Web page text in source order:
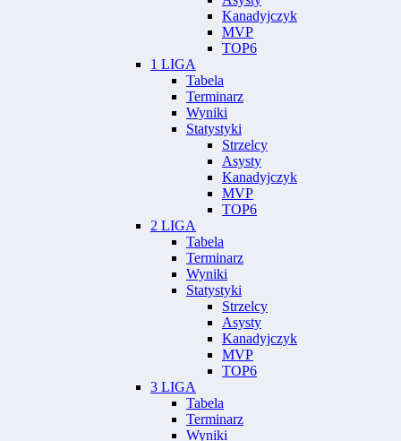
Kanadyjczyk
MVP
TOP6
1 LIGA
Tabela
Terminarz
Wyniki
Statystyki
Strzelcy
Asysty
Kanadyjczyk
MVP
TOP6
2 LIGA
Tabela
Terminarz
Wyniki
Statystyki
Strzelcy
Asysty
Kanadyjczyk
MVP
TOP6
3 LIGA
Tabela
Terminarz
Wyniki